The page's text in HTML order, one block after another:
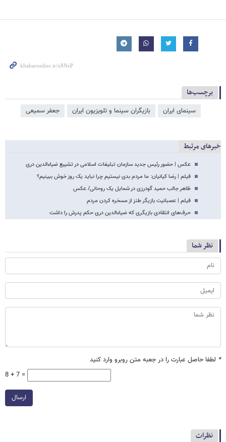
برچسب‌ها
سینمای ایران بازیگران سینما و تلویزیون ایران جعفر سمیعی
خبرهای مرتبط
عکس | حضور رئیس جدید سازمان تبلیغات اسلامی در تشییع ضیاءالدین دری
فیلم | رضا کیانیان: ما مردم بدی نیستیم چرا نباید یک روز خوش ببینیم؟
ظاهر جالب حمید گودرزی در شمایل یک روحانی/ عکس
فیلم | عصبانیت بازیگر طنز از مسخره کردن مردم
حرف‌های انتقادی بازیگری که ضیاءالدین دری حکم پدرش را داشت
نظر شما
* لطفا حاصل عبارت را در جعبه متن روبرو وارد کنید
8 + 7 =
ارسال
نظرات